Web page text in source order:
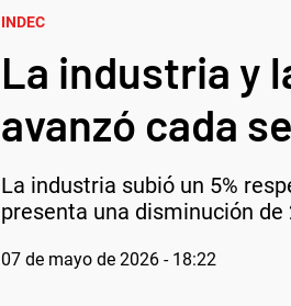
INDEC
La industria y
avanzó cada
La industria subió un 5%
presenta una disminución
07 de mayo de 2026 - 18:22